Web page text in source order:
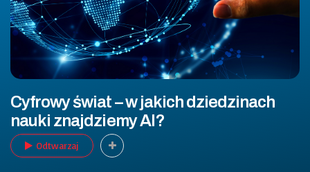
Cyfrowy świat – w jakich dziedzinach
nauki znajdziemy AI?
Odtwarzaj